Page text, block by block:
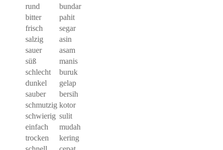
rund
bundar
bitter
pahit
frisch
segar
salzig
asin
sauer
asam
süß
manis
schlecht
buruk
dunkel
gelap
sauber
bersih
schmutzig kotor
schwierig sulit
einfach
mudah
trocken
kering